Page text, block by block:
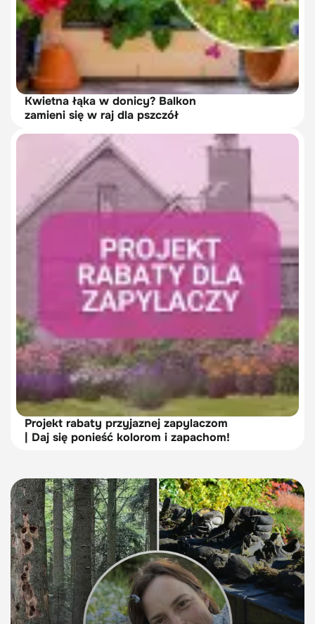
Kwietna łąka w donicy? Balkon
zamieni się w raj dla pszczół
Projekt rabaty przyjaznej zapylaczom
| Daj się ponieść kolorom i zapachom!